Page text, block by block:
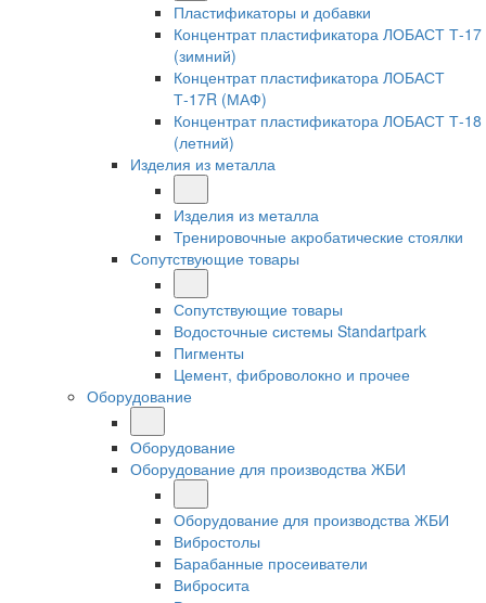
Пластификаторы и добавки
Концентрат пластификатора ЛОБАСТ Т-17
(зимний)
Концентрат пластификатора ЛОБАСТ
Т-17R (МАФ)
Концентрат пластификатора ЛОБАСТ Т-18
(летний)
Изделия из металла
Изделия из металла
Тренировочные акробатические стоялки
Сопутствующие товары
Сопутствующие товары
Водосточные системы Standartpark
Пигменты
Цемент, фиброволокно и прочее
Оборудование
Оборудование
Оборудование для производства ЖБИ
Оборудование для производства ЖБИ
Вибростолы
Барабанные просеиватели
Вибросита